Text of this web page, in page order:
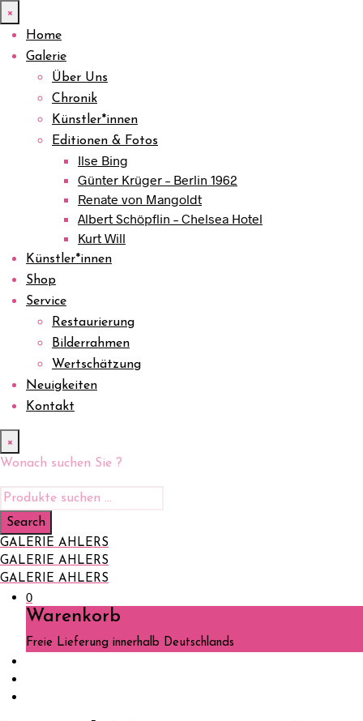
×
Home
Galerie
Über Uns
Chronik
Künstler*innen
Editionen & Fotos
Ilse Bing
Günter Krüger – Berlin 1962
Renate von Mangoldt
Albert Schöpflin – Chelsea Hotel
Kurt Will
Künstler*innen
Shop
Service
Restaurierung
Bilderrahmen
Wertschätzung
Neuigkeiten
Kontakt
×
Wonach suchen Sie ?
GALERIE AHLERS
GALERIE AHLERS
GALERIE AHLERS
0
Warenkorb
Freie Lieferung innerhalb Deutschlands